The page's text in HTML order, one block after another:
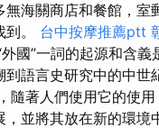
無海關商店和餐館，室
。 台中按摩推薦ptt
國”一詞的起源和含
語言史研究中的中世
隨著人們使用它的使用
並將其放在新的環境